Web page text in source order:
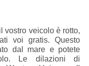
vostro veicolo è rotto,
voi gratis. Questo
dal mare e potete
Le dilazioni di